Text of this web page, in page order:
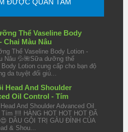
ĐƯỢC QUAN TÂM
Thể Vaseline Body
Chai Màu Nâu
Thể Vaseline Body Lotion -
Nâu 💦🌺Sữa dưỡng thể
Body Lotion cung cấp cho bạn độ
da tuyệt đối giú...
Head And Shoulder
Oil Control - Tím
And Shoulder Advanced Oil
Tím ‼️‼️ HÀNG HOT HOT HOT ĐÃ
DẦU GỘI TRỊ GÀU ĐỈNH CỦA
& Shou...